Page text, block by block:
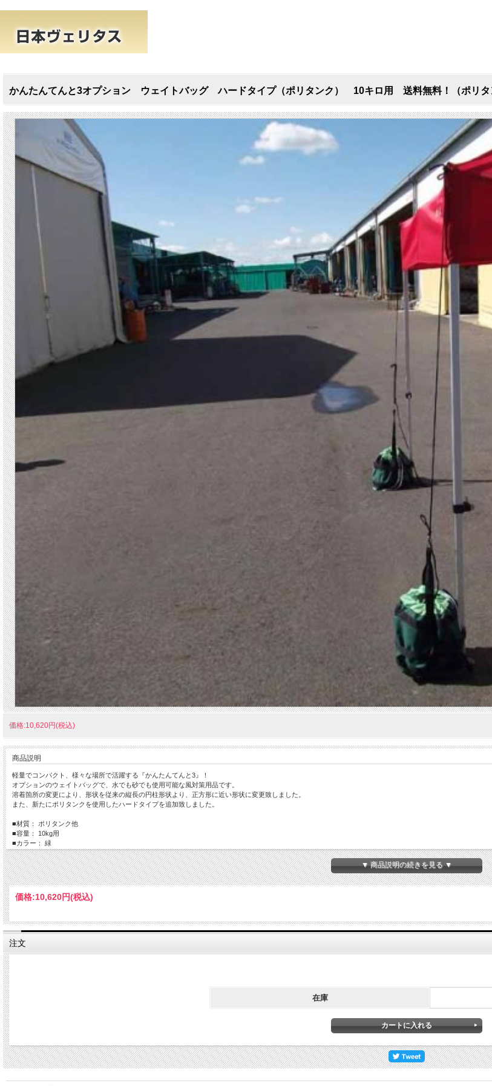
かんたんてんと3オプション ウェイトバッグ ハードタイプ（ポリタンク） 10キロ用 送料無料！（ポリタ
価格:10,620円(税込)
商品説明
軽量でコンパクト、様々な場所で活躍する『かんたんてんと3』！
オプションのウェイトバッグで、水でも砂でも使用可能な風対策用品です。
溶着箇所の変更により、形状を従来の縦長の円柱形状より、正方形に近い形状に変更致しました。
また、新たにポリタンクを使用したハードタイプを追加致しました。
■材質： ポリタンク他
■容量： 10kg用
■カラー： 緑
■付属品： ロープ・ナスカン
▼ 商品説明の続きを見る ▼
価格:10,620円(税込)
注文
在庫